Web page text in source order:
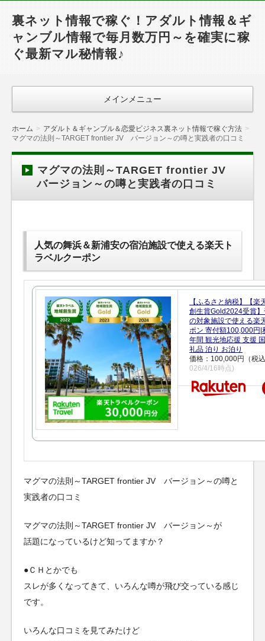
裏ネット情報で稼ぐ！アダルト情報＆ギ
ャンブル情報で毎月数万円～を確実に稼
ぐ最新マル秘情報♪
メインメニュー
ホーム
アダルト＆ギャンブル＆恋愛ビジネス裏ネット情報で稼ぐ方法
マグマの法則～TARGET frontier JV バージョン～の噂と実践者の口コミ
マグマの法則～TARGET frontier JV
バージョン～の噂と実践者の口コミ
人気の舞浜＆新浦安の宿泊施設で使える楽天ト
ラベルクーポン
【ふるさと納税】【楽
創生賞Gold2024受賞
の対象施設で使える楽
ポン 寄付額100,000円|
年間 観光地応援 支援
礼品 泊り お泊り
価格：100,000円（税
026/4/16時点)
マグマの法則～TARGET frontier JV バージョン～の噂と
実践者の口コミ
マグマの法則～TARGET frontier JV バージョン～が
話題になっているけど知ってますか？
●ＣＨとかでも
スレが多くなってきて、いろんな噂が飛び交っている感じ
です。
いろんな口コミを見てみたけど